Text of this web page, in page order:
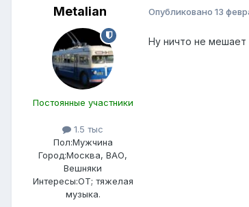
Metalian
Постоянные участники
1.5 тыс
Пол:Мужчина
Город:Москва, ВАО,
Вешняки
Интересы:ОТ; тяжелая
музыка.
Опубликовано 13
Ну ничто не мешает